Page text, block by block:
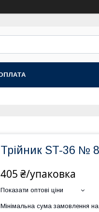
Трійник ST-36 №
405 ₴/упаковка
Показати оптові ціни
Мінімальна сума замовлення